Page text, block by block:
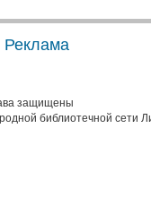
Реклама
защищены
библиотечной сети